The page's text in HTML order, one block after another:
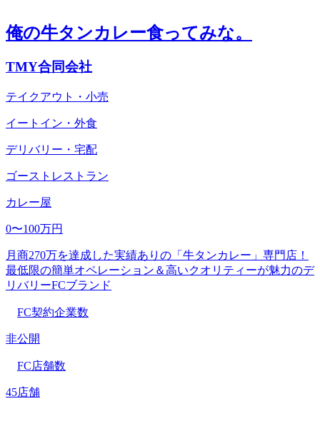
俺の牛タンカレー食ってみな。
TMY合同会社
テイクアウト・小売
イートイン・外食
デリバリー・宅配
ゴーストレストラン
カレー屋
0〜100万円
月商270万を達成した実績ありの「牛タンカレー」専門店！
最低限の簡単オペレーション＆高いクオリティーが魅力のデ
リバリーFCブランド
FC契約企業数
非公開
FC店舗数
45店舗